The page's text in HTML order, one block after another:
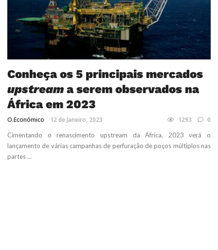
Conheça os 5 principais mercados
upstream a serem observados na
África em 2023
O.Económico 12 de Janeiro, 2023 1293 0
Cimentando o renascimento upstream da África, 2023 verá o
lançamento de várias campanhas de perfuração de poços múltiplos nas
partes ...